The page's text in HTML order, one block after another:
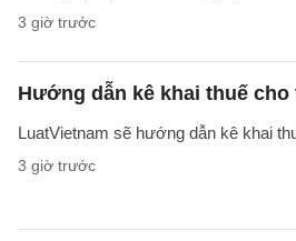
3 giờ trước
Hướng dẫn kê khai thuế
LuatVietnam sẽ hướng dẫn kê khai
3 giờ trước